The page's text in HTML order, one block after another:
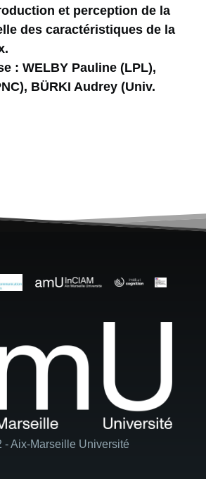
et perception de la
des caractéristiques de la
: WELBY Pauline (LPL),
BÜRKI Audrey (Univ.
- Aix-Marseille Université